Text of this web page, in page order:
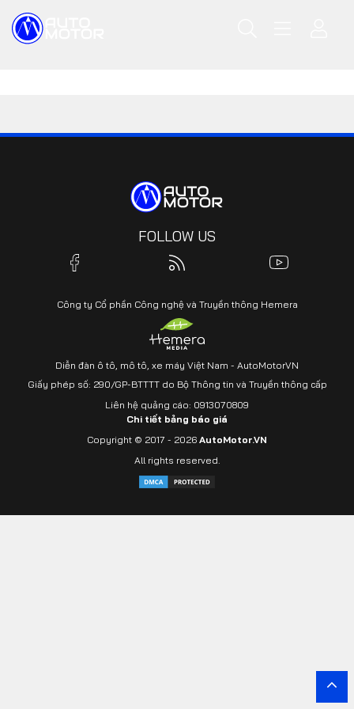
FOLLOW US
Công ty Cổ phần Công nghệ và Truyền thông Hemera
Diễn đàn ô tô, mô tô, xe máy Việt Nam - AutoMotorVN
Giấy phép số: 290/GP-BTTTT do Bộ Thông tin và Truyền thông cấp
Liên hệ quảng cáo: 0913070809
Chi tiết bảng báo giá
Copyright © 2017 - 2026 AutoMotor.VN
All rights reserved.